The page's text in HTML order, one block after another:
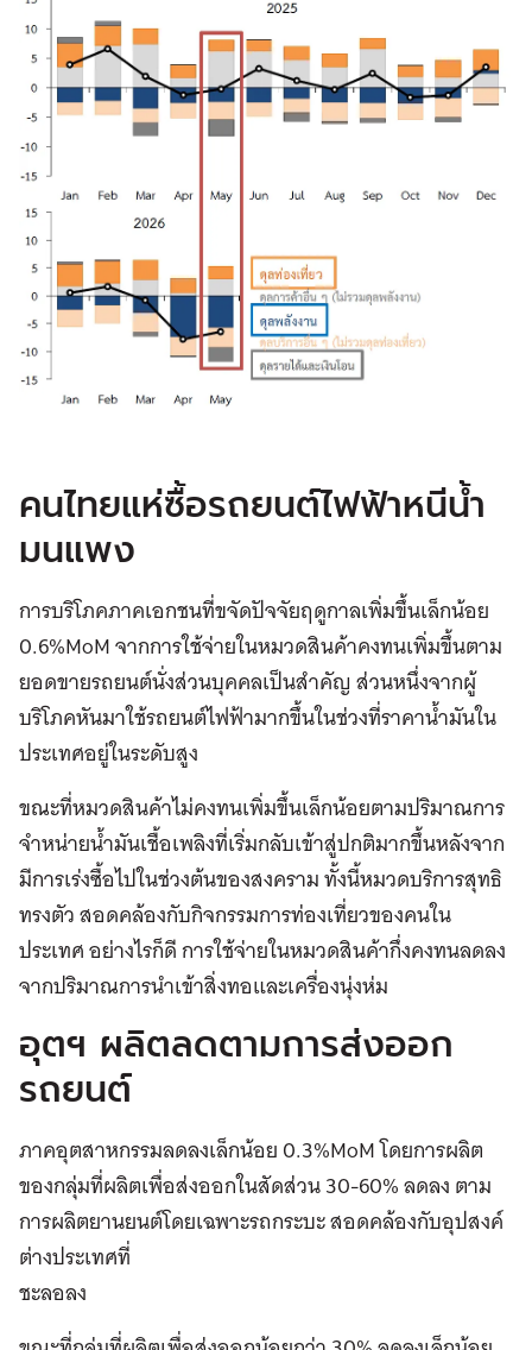
คนไทยแห่ซื้อรถยนต์ไฟฟ้าหนีน้ำ
มนแพง
การบริโภคภาคเอกชนที่ขจัดปัจจัยฤดูกาลเพิ่มขึ้นเล็กน้อย
0.6%MoM จากการใช้จ่ายในหมวดสินค้าคงทนเพิ่มขึ้นตาม
ยอดขายรถยนต์นั่งส่วนบุคคลเป็นสำคัญ ส่วนหนึ่งจากผู้
บริโภคหันมาใช้รถยนต์ไฟฟ้ามากขึ้นในช่วงที่ราคาน้ำมันใน
ประเทศอยู่ในระดับสูง
ขณะที่หมวดสินค้าไม่คงทนเพิ่มขึ้นเล็กน้อยตามปริมาณการ
จำหน่ายน้ำมันเชื้อเพลิงที่เริ่มกลับเข้าสู่ปกติมากขึ้นหลังจาก
มีการเร่งซื้อไปในช่วงต้นของสงคราม ทั้งนี้หมวดบริการสุทธิ
ทรงตัว สอดคล้องกับกิจกรรมการท่องเที่ยวของคนใน
ประเทศ อย่างไรก็ดี การใช้จ่ายในหมวดสินค้ากึ่งคงทนลดลง
จากปริมาณการนำเข้าสิ่งทอและเครื่องนุ่งห่ม
อุตฯ ผลิตลดตามการส่งออก
รถยนต์
ภาคอุตสาหกรรมลดลงเล็กน้อย 0.3%MoM โดยการผลิต
ของกลุ่มที่ผลิตเพื่อส่งออกในสัดส่วน 30-60% ลดลง ตาม
การผลิตยานยนต์โดยเฉพาะรถกระบะ สอดคล้องกับอุปสงค์
ต่างประเทศที่
ชะลอลง